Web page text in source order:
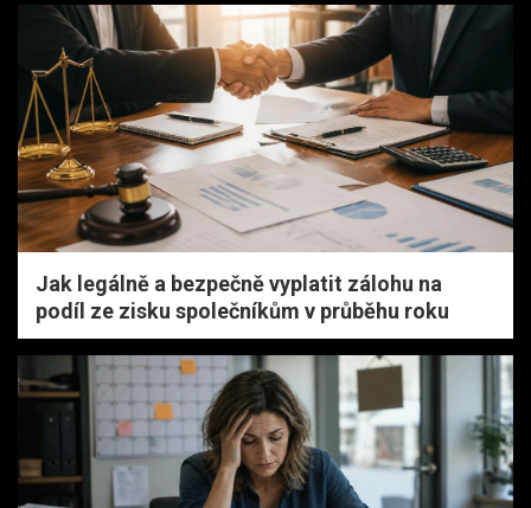
Jak legálně a bezpečně vyplatit zálohu na
podíl ze zisku společníkům v průběhu roku